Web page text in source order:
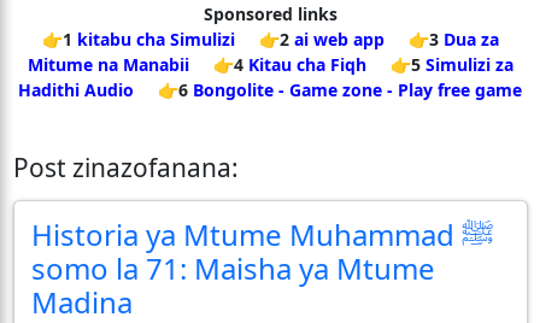
Sponsored links
👉1 kitabu cha Simulizi 👉2 ai web app 👉3 Dua za
Mitume na Manabii
👉4 Kitau cha Fiqh 👉5 Simulizi za
Hadithi Audio
👉6 Bongolite - Game zone - Play free game
Post zinazofanana:
Historia ya Mtume Muhammad ﷺ
somo la 71: Maisha ya Mtume
Madina